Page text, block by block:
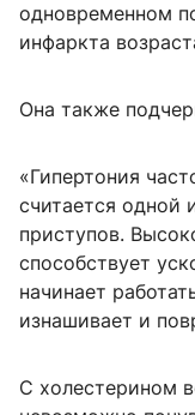
одновременном
инфаркта
Она также
«Гипертония
считается одной
приступов.
способствует
начинает
изнашивает и
С холестерином